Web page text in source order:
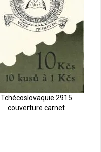
Tchécoslovaquie 2915
couverture carnet